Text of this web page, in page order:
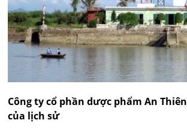
Công ty cổ phần dược phẩm An Thiên
của lịch sử